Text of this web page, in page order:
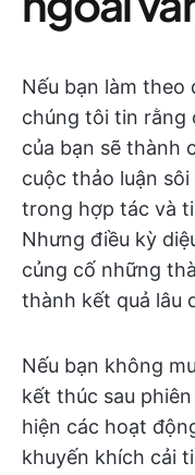
Nếu bạn làm theo
chúng tôi tin rằng
của bạn sẽ thành
cuộc thảo luận
trong hợp tác và
Nhưng điều kỳ
củng cố những
thành kết quả lâu
Nếu bạn không
kết thúc sau
hiện các hoạt
khuyến khích cải